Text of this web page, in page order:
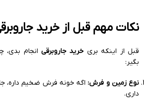
نکات مهم قبل ازخرید
قبل از اینکه بری خرید جاروبرقیانجام بدی،
بگیر:
نوع زمین و فرش:اگه خونه فرش ضخیم داره،
داری.